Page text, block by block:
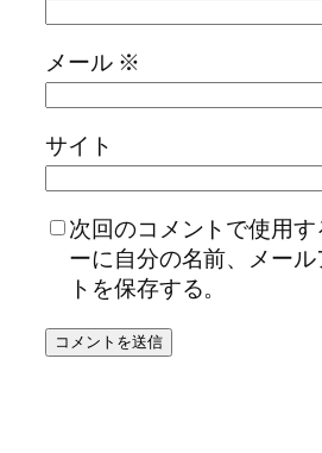
メール ※
サイト
次回のコメントで使用
ーに自分の名前、メー
トを保存する。